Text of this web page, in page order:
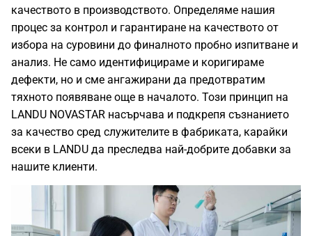
качеството в производството. Определяме нашия
процес за контрол и гарантиране на качеството от
избора на суровини до финалното пробно изпитване и
анализ. Не само идентифицираме и коригираме
дефекти, но и сме ангажирани да предотвратим
тяхното появяване още в началото. Този принцип на
LANDU NOVASTAR насърчава и подкрепя съзнанието
за качество сред служителите в фабриката, карайки
всеки в LANDU да преследва най-добрите добавки за
нашите клиенти.